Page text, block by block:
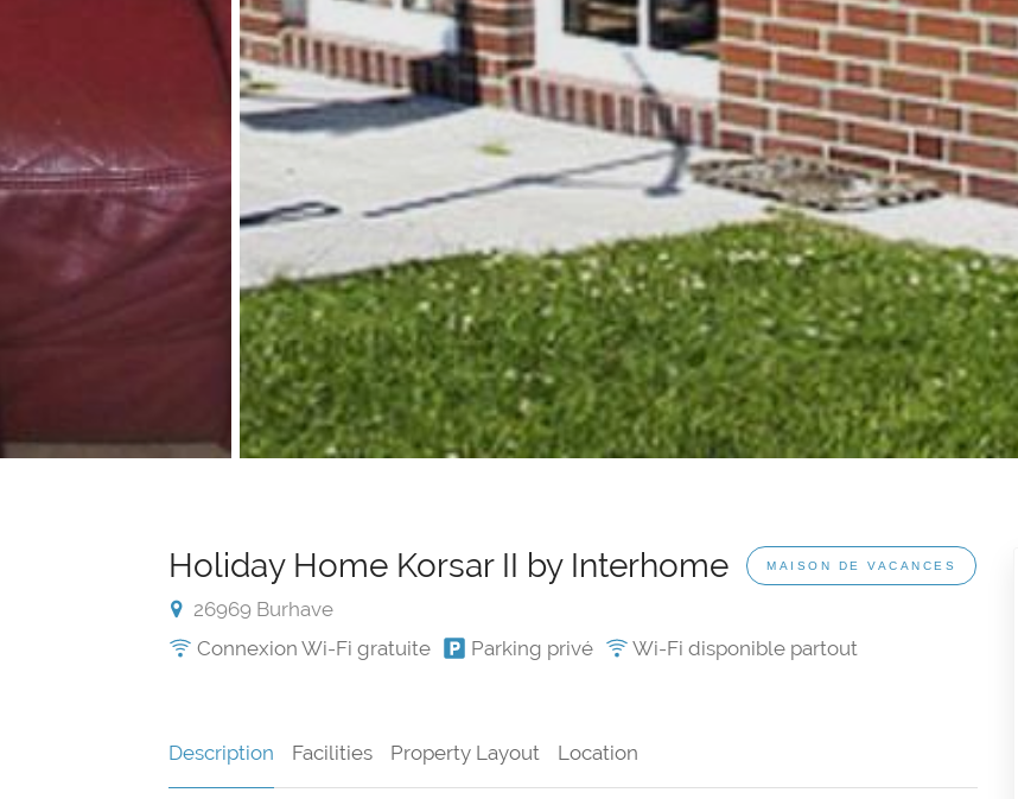
Holiday Home Korsar II by Interhome MAISON DE VACANCES
26969 Burhave
Connexion Wi-Fi gratuite
Parking privé Wi-Fi disponible partout
Description Facilities Property Layout Location